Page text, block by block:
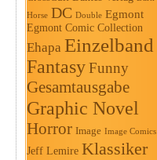
Horse DC Double Egmont
Egmont Comic Collection
Ehapa Einzelband
FantasyFunny
Gesamtausgabe
Graphic Novel
Horror Image Image Comics
Jeff Lemire Klassiker